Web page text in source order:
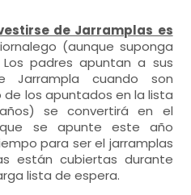
de Jarramplas es
(aunque suponga
padres apuntan a sus
Jarrampla cuando son
los apuntados en la lista
se convertirá en el
que se apunte este año
para ser el jarramplas
están cubiertas durante
lista de espera.